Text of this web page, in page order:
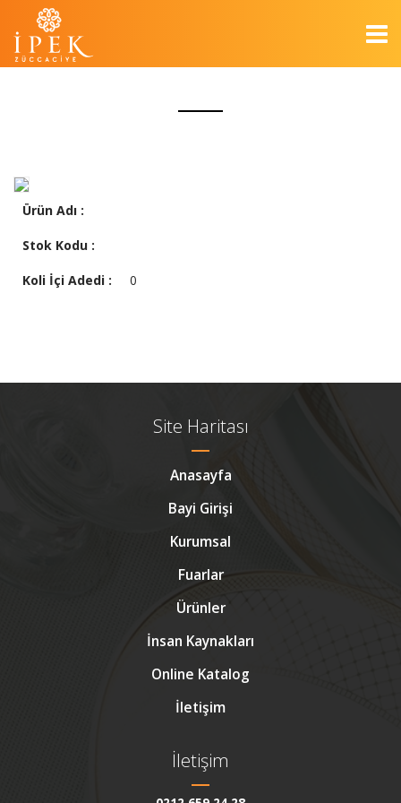
Ürün Adı :
Stok Kodu :
Koli İçi Adedi : 0
Site Haritası
Anasayfa
Bayi Girişi
Kurumsal
Fuarlar
Ürünler
İnsan Kaynakları
Online Katalog
İletişim
İletişim